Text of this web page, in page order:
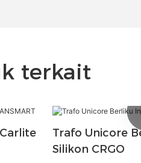
terkait
Trafo Unicore
Silikon CRGO